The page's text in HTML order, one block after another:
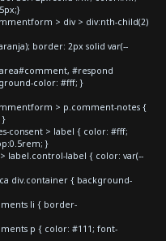
> div > div:nth-child(2)
border: 2px solid var(--
#respond
color: #fff; }
> p.comment-notes {
}
consent > label { color: #fff;
}
label.control-label { color: var(--
div.container { background-
li { border-
p { color: #111; font-